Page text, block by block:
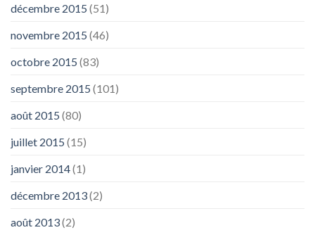
décembre 2015 (51)
novembre 2015 (46)
octobre 2015 (83)
septembre 2015 (101)
août 2015 (80)
juillet 2015 (15)
janvier 2014(1)
décembre 2013(2)
août 2013(2)